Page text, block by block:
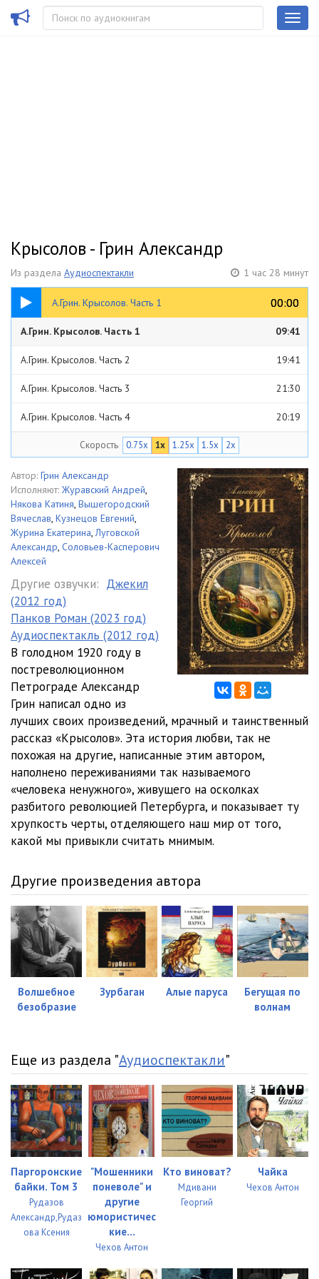
Крысолов - Грин Александр
Из раздела Аудиоспектакли 1 час 28 минут
А.Грин. Крысолов. Часть 1 00:00
00:00
09:41
А.Грин. Крысолов. Часть 1 09:41
А.Грин. Крысолов. Часть 2 19:41
А.Грин. Крысолов. Часть 3 21:30
А.Грин. Крысолов. Часть 4 20:19
А.Грин. Крысолов. Часть 5
Скорость 0.75x 1x 1.25x 1.5x 2x
Автор: Грин Александр
Исполняют: Журавский Андрей,
Някова Катиня, Вышегородский
Вячеслав, Кузнецов Евгений,
Журина Екатерина,Луговской
Александр, Соловьев-Касперович
Алексей
Другие озвучки: Джекил
(2012 год)
Панков Роман (2023 год)
Аудиоспектакль (2012 год)
В голодном 1920 году в
постреволюционном
Петрограде Александр
Грин написал одно из
лучших своих произведений, мрачный и таинственный
рассказ «Крысолов». Эта история любви, так не
похожая на другие, написанные этим автором,
наполнено переживаниями так называемого
«человека ненужного», живущего на осколках
разбитого революцией Петербурга, и показывает ту
хрупкость черты, отделяющего наш мир от того,
какой мы привыкли считать мнимым.
Другие произведения автора
Волшебное
безобразие
Зурбаган Алые паруса
Бегущая по
волнам
Еще из раздела "Аудиоспектакли"
Паргоронские
байки. Том 3
Рудазов
Александр,Рудаз
ова Ксения
"Мошенники
поневоле" и
другие
юмористичес
кие...
Чехов Антон
Кто виноват?
Мдивани
Георгий
Чайка
Чехов Антон